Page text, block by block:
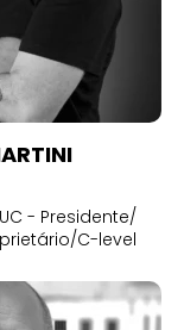
- Presidente/
C-level